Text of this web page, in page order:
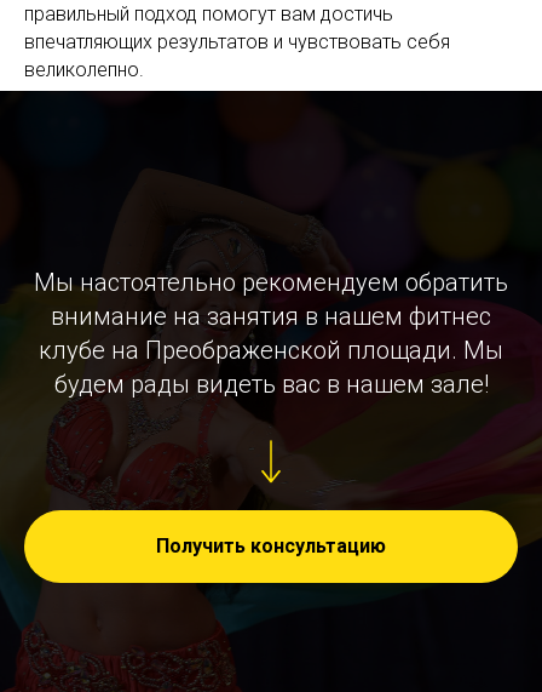
правильный подход помогут вам достичь
впечатляющих результатов и чувствовать себя
великолепно.
Мы настоятельно рекомендуем обратить
внимание на занятия в нашем фитнес
клубе на Преображенской площади. Мы
будем рады видеть вас в нашем зале!
Получить консультацию